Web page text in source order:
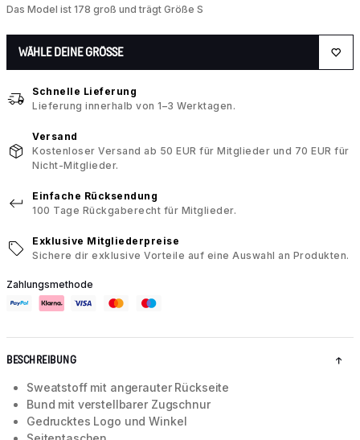
Das Model ist 178 groß und trägt Größe S
WÄHLE DEINE GRÖSSE
Schnelle Lieferung
Lieferung innerhalb von 1–3 Werktagen.
Versand
Kostenloser Versand ab 50 EUR für Mitglieder und 70 EUR für
Nicht-Mitglieder.
Einfache Rücksendung
100 Tage Rückgaberecht für Mitglieder.
Exklusive Mitgliederpreise
Sichere dir exklusive Vorteile auf eine Auswahl an Produkten.
Zahlungsmethode
BESCHREIBUNG
Sweatstoff mit angerauter Rückseite
Bund mit verstellbarer Zugschnur
Gedrucktes Logo und Winkel